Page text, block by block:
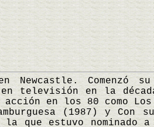
Comenzó su
en televisión en la
acción en los 80 como
(1987) y Con
que estuvo nominado